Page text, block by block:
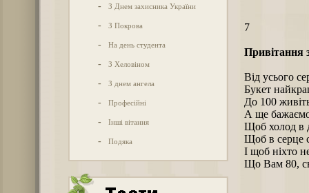
- З Днем захисника України
- З Покрова
- На день студента
- З Хеловіном
- З днем ангела
- Професійні
- Інші вітання
- Подяка
7
Привітання
Від усього
Букет
До 100
А ще
Щоб холод в
Щоб в серце
І щоб ніхто
Що Вам 80,